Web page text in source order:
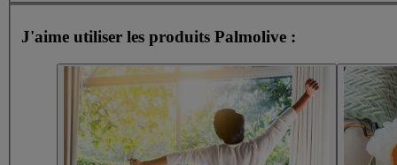
J'aime utiliser les produits Palmolive :